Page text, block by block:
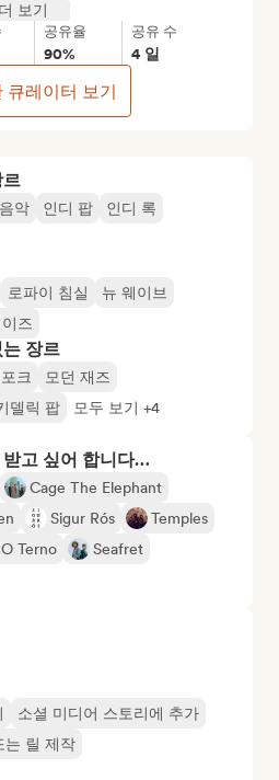
르
악 인디 팝
인디 록
로파이 침실
뉴 웨이브
즈
장르
크
모던 재즈
델릭 팝 모두 보기 +4
고 싶어 합니다…
Cage The Elephant
Sigur Rós
Temples
O Terno
Seafret
소셜 미디어 스토리에 추가
는 릴 제작
더 보기
공유율
90%
공유 수
4 일
큐레이터 보기